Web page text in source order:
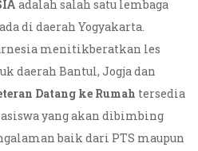
adalah salah satu lembaga
di daerah Yogyakarta.
menitikberatkan les
daerah Bantul, Jogja dan
Datang ke Rumah tersedia
yang akan dibimbing
baik dari PTS maupun